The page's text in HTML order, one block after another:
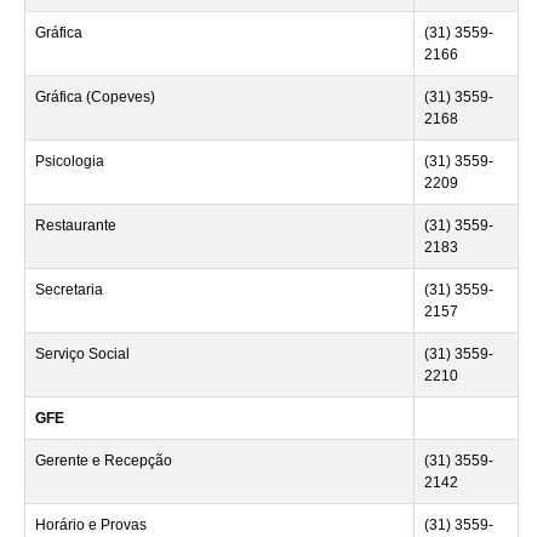
Gráfica
(31) 3559-
2166
Gráfica (Copeves)
(31) 3559-
2168
Psicologia
(31) 3559-
2209
Restaurante
(31) 3559-
2183
Secretaria
(31) 3559-
2157
Serviço Social
(31) 3559-
2210
GFE
Gerente e Recepção
(31) 3559-
2142
Horário e Provas
(31) 3559-